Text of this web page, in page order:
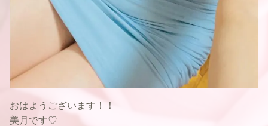
おはようございます！！
美月です♡